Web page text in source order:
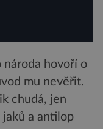
národa hovoří o
mu nevěřit.
chudá, jen
a antilop